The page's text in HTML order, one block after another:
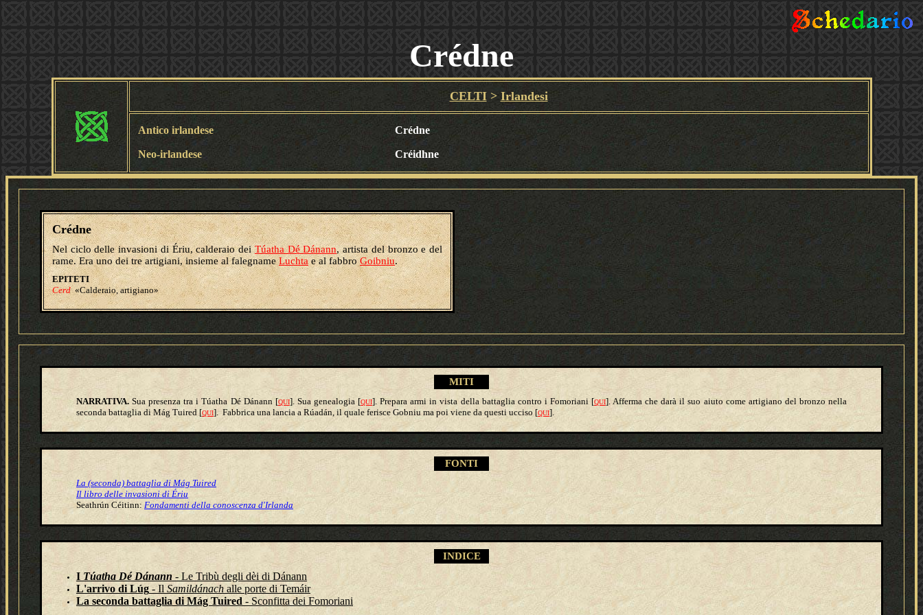
Crédne
CELTI>Irlandesi
Antico irlandese Crédne
Neo-irlandese Créidhne
Crédne
Nel ciclo delle invasioni di Ériu, calderaio deiTúatha Dé Dánann, artista del bronzo e del
rame. Era uno dei tre artigiani, insieme al falegnameLuchtae al fabbroGoibniu.
EPITETI
Cerd«Calderaio, artigiano»
MITI
NARRATIVA.Sua presenza tra i Túatha Dé Dánann [QUI]. Sua genealogia [QUI].Prepara armi in vista della battaglia contro i Fomoriani [QUI]. Afferma che darà il suo aiuto come artigiano del bronzo nella
seconda battaglia di Mág Tuired [QUI]. Fabbrica una lancia a Rúadán, il quale ferisce Gobniu ma poi viene da questi ucciso [QUI].
FONTI
La (seconda) battaglia di Mág Tuired
Il libro delle invasioni di Ériu
Seathrún Céitinn: Fondamenti della conoscenza d'Irlanda
INDICE
I Túatha Dé Dánann - Le Tribù degli dèi di Dánann
L'arrivo di Lúg - IlSamildánach alle porte di Temáir
La seconda battaglia di Mág Tuired - Sconfitta dei Fomoriani